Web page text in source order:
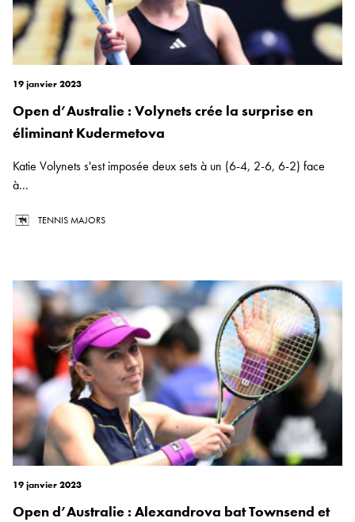
19 janvier 2023
Open d’Australie : Volynets crée la surprise en
éliminant Kudermetova
Katie Volynets s'est imposée deux sets à un (6-4, 2-6, 6-2) face
à...
TENNIS MAJORS
19 janvier 2023
Open d’Australie : Alexandrova bat Townsend et